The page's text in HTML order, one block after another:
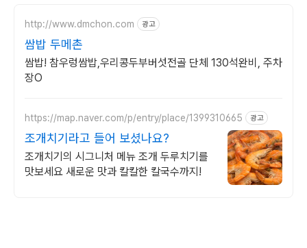
http://www.dmchon.com 광고
쌈밥 두메촌
쌈밥! 참우렁쌈밥,우리콩두부버섯전골 단체 130석완비, 주차
장O
https://map.naver.com/p/entry/place/1399310665 광고
조개치기라고 들어 보셨나요?
조개치기의 시그니처 메뉴 조개 두루치기를
맛보세요 새로운 맛과 칼칼한 칼국수까지!